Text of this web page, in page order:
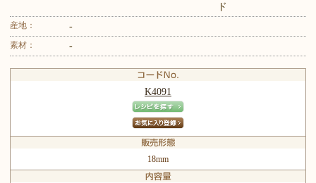
ド
産地： -
素材： -
K4091
18mm